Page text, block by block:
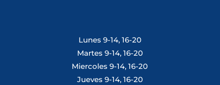
Lunes 9-14, 16-20
Martes 9-14, 16-20
Miercoles 9-14, 16-20
Jueves 9-14, 16-20